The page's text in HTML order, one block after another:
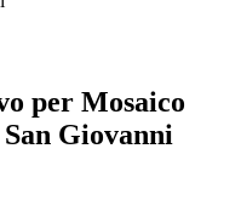
per Mosaico
Giovanni